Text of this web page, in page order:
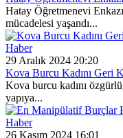
Hatay Öğretmenevi
mücadelesi yaşandı...
Haber
29 Aralık 2024 20:20
Kova Burcu Kadını Geri
Kova burcu kadını
yapıya...
Haber
26 Kasım 2024 16:01